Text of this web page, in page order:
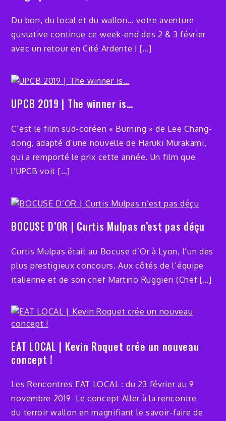
Du bon, du local et du wallon… votre aventure
gustative continue ce week-end des 2 & 3 février
avec un retour en Cité Ardente ! […]
UPCB 2019 | The winner is…
C’est le film sud-coréen « Burning » de Lee Chang-
dong, adapté d’une nouvelle de Haruki Murakami,
qui a remporté le prix cette année. Un film que
l’UPCB voit […]
BOCUSE D’OR | Curtis Mulpas n’est pas déçu
Curtis Mulpas était au Bocuse d’Or à Lyon, l’un des
plus prestigieux concours. Aux côtés de l’équipe
italienne et de son chef Martino Ruggieri (Chef […]
EAT LOCAL | Kevin Roquet crée un nouveau
concept !
Les Rencontres EAT LOCAL : du 23 février au 9
novembre 2019 Le concept Aller à la rencontre
du terroir wallon en magnifiant le savoir-faire de